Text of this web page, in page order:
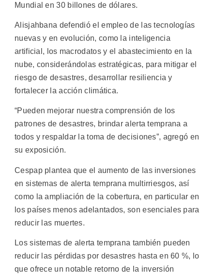
Mundial en 30 billones de dólares.
Alisjahbana defendió el empleo de las tecnologías
nuevas y en evolución, como la inteligencia
artificial, los macrodatos y el abastecimiento en la
nube, considerándolas estratégicas, para mitigar el
riesgo de desastres, desarrollar resiliencia y
fortalecer la acción climática.
“Pueden mejorar nuestra comprensión de los
patrones de desastres, brindar alerta temprana a
todos y respaldar la toma de decisiones”, agregó en
su exposición.
Cespap plantea que el aumento de las inversiones
en sistemas de alerta temprana multirriesgos, así
como la ampliación de la cobertura, en particular en
los países menos adelantados, son esenciales para
reducir las muertes.
Los sistemas de alerta temprana también pueden
reducir las pérdidas por desastres hasta en 60 %, lo
que ofrece un notable retorno de la inversión